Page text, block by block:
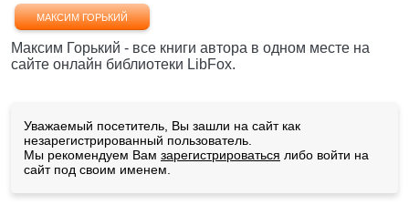
МАКСИМ ГОРЬКИЙ
Максим Горький - все книги автора в одном месте на
сайте онлайн библиотеки LibFox.
Уважаемый посетитель, Вы зашли на сайт как
незарегистрированный пользователь.
Мы рекомендуем Вам зарегистрироваться либо войти на
сайт под своим именем.